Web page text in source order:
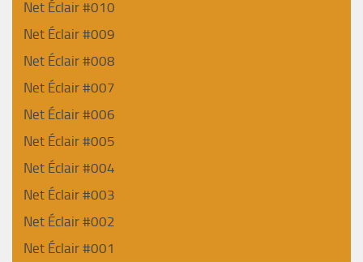
Net Éclair #010
Net Éclair #009
Net Éclair #008
Net Éclair #007
Net Éclair #006
Net Éclair #005
Net Éclair #004
Net Éclair #003
Net Éclair #002
Net Éclair #001